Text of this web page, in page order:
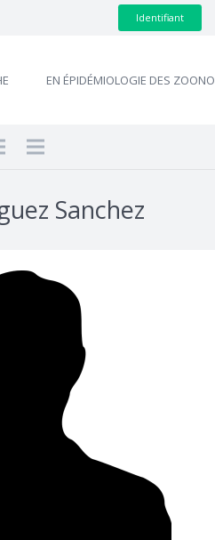
Identifiant
EN ÉPIDÉMIOLOGIE DES
Sanchez